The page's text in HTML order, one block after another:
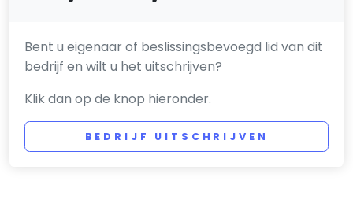
Bent u eigenaar of beslissingsbevoegd lid van dit
bedrijf en wilt u het uitschrijven?
Klik dan op de knop hieronder.
BEDRIJF UITSCHRIJVEN